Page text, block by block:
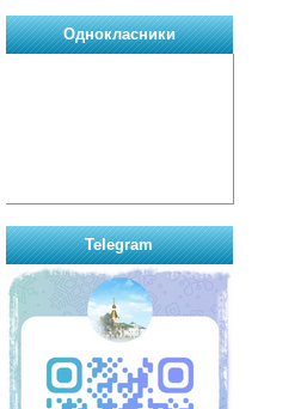
Однокласники
Telegram